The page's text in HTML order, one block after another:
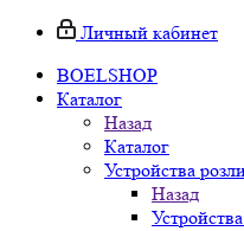
Личный кабинет
BOELSHOP
Каталог
Назад
Каталог
Устройства
Назад